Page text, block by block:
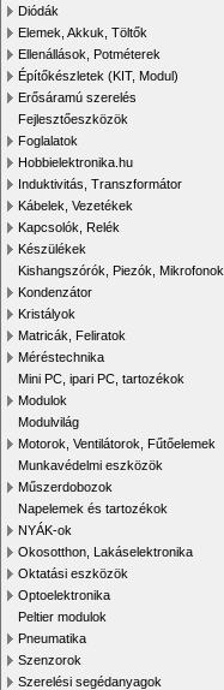
Diódák
Elemek, Akkuk, Töltők
Ellenállások, Potméterek
Építőkészletek (KIT, Modul)
Erősáramú szerelés
Fejlesztőeszközök
Foglalatok
Hobbielektronika.hu
Induktivitás, Transzformátor
Kábelek, Vezetékek
Kapcsolók, Relék
Készülékek
Kishangszórók, Piezók, Mikrofonok
Kondenzátor
Kristályok
Matricák, Feliratok
Méréstechnika
Mini PC, ipari PC, tartozékok
Modulok
Modulvilág
Motorok, Ventilátorok, Fűtőelemek
Munkavédelmi eszközök
Műszerdobozok
Napelemek és tartozékok
NYÁK-ok
Okosotthon, Lakáselektronika
Oktatási eszközök
Optoelektronika
Peltier modulok
Pneumatika
Szenzorok
Szerelési segédanyagok